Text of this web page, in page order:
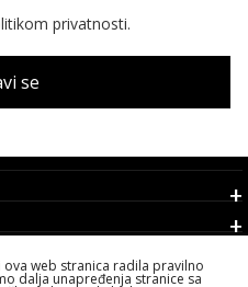
privatnosti.
se
web stranica radila pravilno
dalja unapređenja stranice sa